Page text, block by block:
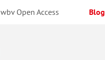
wbv Open Access Blog